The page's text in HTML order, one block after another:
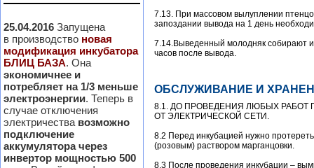
25.04.2016 Запущена
в производство новая
модификация инкубатора
БЛИЦ БАЗА. Она
экономичнее и
потребляет на 1/3 меньше
электроэнергии. Теперь в
случае отключения
электричества возможно
подключение
аккумулятора через
инвертор мощностью 500
7.13. При массовом вылуплении
запоздании вывода на 1 день
7.14.Выведенный молодняк собирают
часов после вывода.
ОБСЛУЖИВАНИЕ И
8.1. ДО ПРОВЕДЕНИЯ ЛЮБЫХ
ОТ ЭЛЕКТРИЧЕСКОЙ СЕТИ.
8.2 Перед инкубацией нужно
(розовым) раствором марганцовки.
8.3 После проведения инкубации –